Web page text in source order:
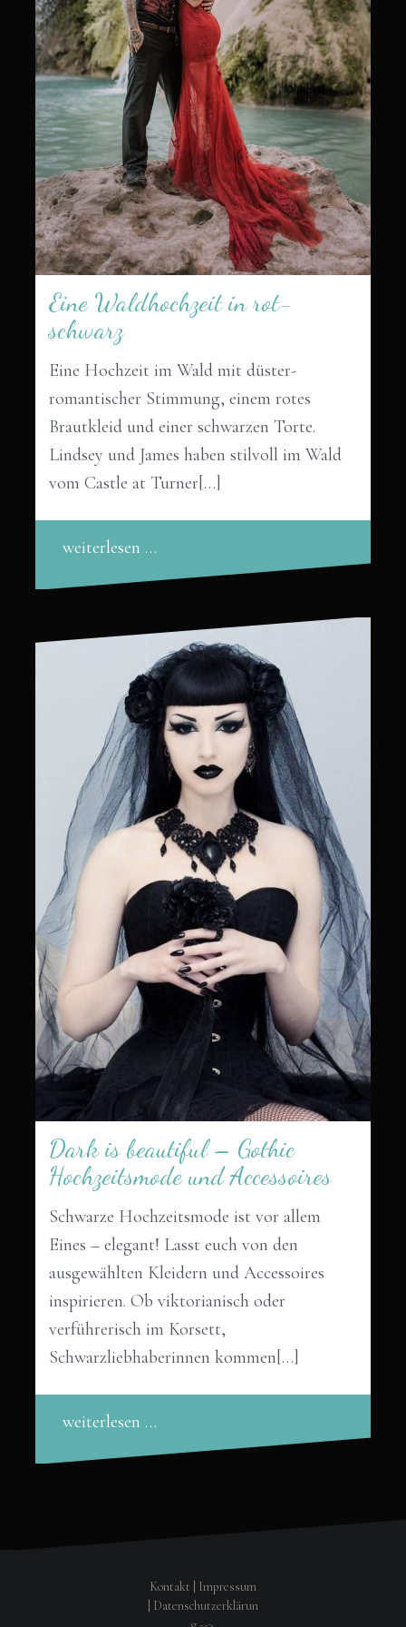
Eine Waldhochzeit in rot-
schwarz
Eine Hochzeit im Wald mit düster-
romantischer Stimmung, einem rotes
Brautkleid und einer schwarzen Torte.
Lindsey und James haben stilvoll im Wald
vom Castle at Turner[…]
weiterlesen …
Dark is beautiful – Gothic
Hochzeitsmode und Accessoires
Schwarze Hochzeitsmode ist vor allem
Eines – elegant! Lasst euch von den
ausgewählten Kleidern und Accessoires
inspirieren. Ob viktorianisch oder
verführerisch im Korsett,
Schwarzliebhaberinnen kommen[…]
weiterlesen …
Kontakt
Impressum
Datenschutzerklärun